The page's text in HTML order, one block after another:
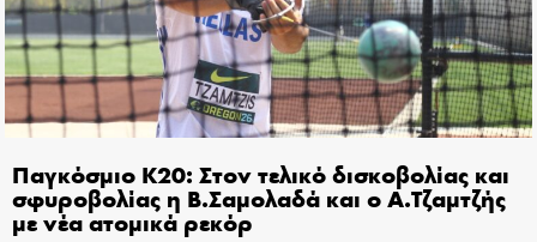
Παγκόσμιο Κ20: Στον τελικό δισκοβολίας και
σφυροβολίας η Β.Σαμολαδά και ο Α.Τζαμτζής
με νέα ατομικά ρεκόρ